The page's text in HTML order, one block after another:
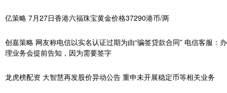
亿策略 7月27日香港六福珠宝黄金价格37290港币/两
创嘉策略 网友称电信以实名认证过期为由“骗签贷款合同” 电信客服：办
理业务会提前告知，因为需要签字
龙虎榜配资 大智慧再发股价异动公告 重申未开展稳定币等相关业务